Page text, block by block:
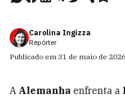
Carolina Ingizza
Repórter
Publicado em 31 de maio de 2026
A Alemanha enfrenta a